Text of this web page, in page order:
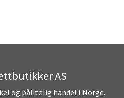
AS
og pålitelig handel i Norge.